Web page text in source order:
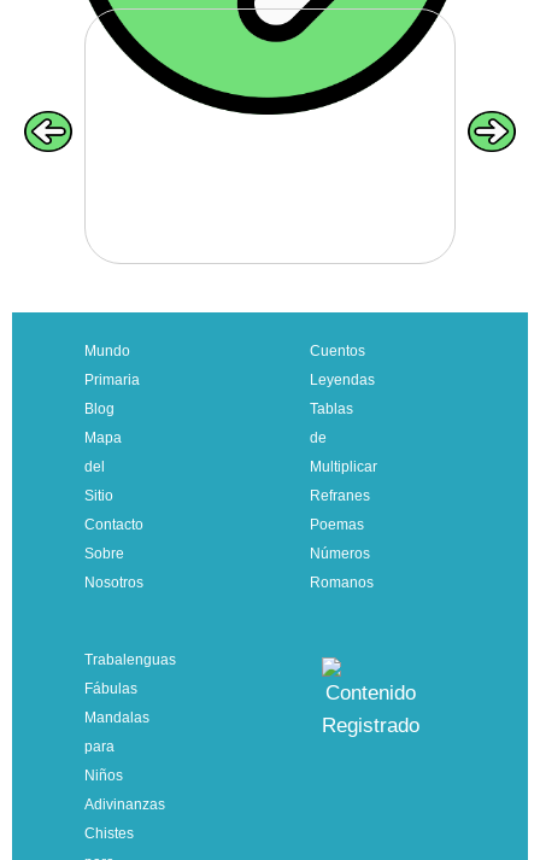
Mundo
Primaria
Blog
Mapa
del
Sitio
Contacto
Sobre
Nosotros
Cuentos
Leyendas
Tablas
de
Multiplicar
Refranes
Poemas
Números
Romanos
Trabalenguas
Fábulas
Mandalas
para
Niños
Adivinanzas
Chistes